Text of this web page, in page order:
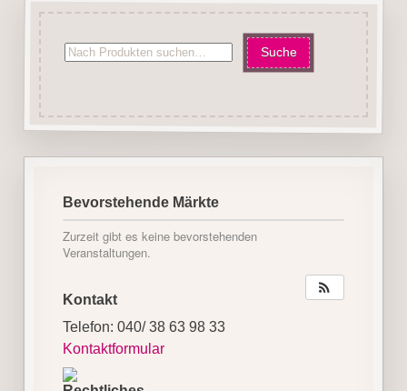
Bevorstehende Märkte
Zurzeit gibt es keine bevorstehenden
Veranstaltungen.
Kontakt
Telefon: 040/ 38 63 98 33
Kontaktformular